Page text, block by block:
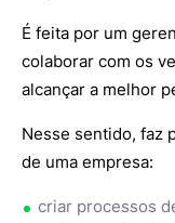
É feita por um
colaborar com os
alcançar a melhor
Nesse sentido, faz
de uma empresa:
criar processos